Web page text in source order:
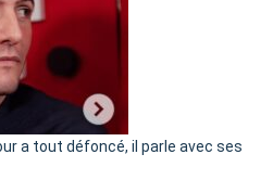
secrète
«
C’est
a tout défoncé, il parle avec ses